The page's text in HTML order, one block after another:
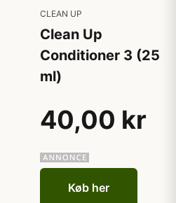
CLEAN UP
Clean Up
Conditioner 3 (25
ml)
40,00 kr
Køb her